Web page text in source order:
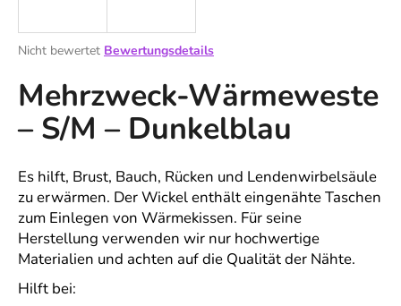
Die
Produktbewertung
ist
von
Sternen.
Nicht bewertet Bewertungsdetails
Mehrzweck-Wärmeweste
– S/M – Dunkelblau
Es hilft, Brust, Bauch, Rücken und Lendenwirbelsäule
zu erwärmen. Der Wickel enthält eingenähte Taschen
zum Einlegen von Wärmekissen. Für seine
Herstellung verwenden wir nur hochwertige
Materialien und achten auf die Qualität der Nähte.
Hilft bei:
i
r
e
m
p
f
e